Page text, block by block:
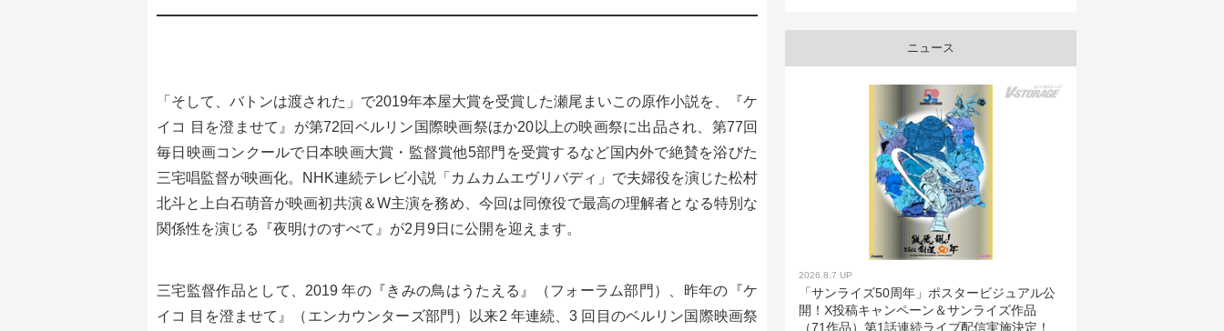
「そして、バトンは渡された」で2019年本屋大賞を受賞した瀬尾まいこの原作小説を、『ケ
イコ 目を澄ませて』が第72回ベルリン国際映画祭ほか20以上の映画祭に出品され、第77回
毎日映画コンクールで日本映画大賞・監督賞他5部門を受賞するなど国内外で絶賛を浴びた
三宅唱監督が映画化。NHK連続テレビ小説「カムカムエヴリバディ」で夫婦役を演じた松村
北斗と上白石萌音が映画初共演＆W主演を務め、今回は同僚役で最高の理解者となる特別な
関係性を演じる『夜明けのすべて』が2月9日に公開を迎えます。
三宅監督作品として、2019 年の『きみの鳥はうたえる』（フォーラム部門）、昨年の『ケ
イコ 目を澄ませて』（エンカウンターズ部門）以来2 年連続、3 回目のベルリン国際映画祭
ニュース
2026.8.7 UP
「サンライズ50周年」ポスタービジュアル公
開！X投稿キャンペーン＆サンライズ作品
（71作品）第1話連続ライブ配信実施決定！